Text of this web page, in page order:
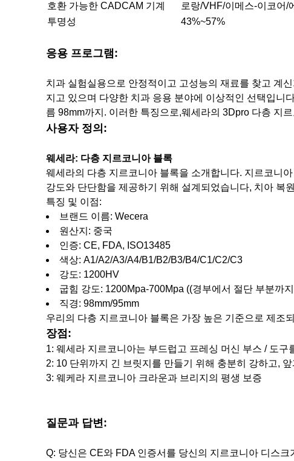
호환 가능한 CADCAM 기계
로랑/VHF/이메스-이코어/
투명성
43%~57%
응용 프로그램:
치과 실험실용으로 안정적이고 고성능의 재료를 찾고 계
지고 있으며 다양한 치과 응용 분야에 이상적인 선택입니
름 98mm까지. 이러한 특징으로,웨세라의 3Dpro 다층 지
사용자 정의:
웨세라: 다층 지르코니아 블록
웨세라의 다층 지르코니아 블록을 소개합니다. 지르코니
강도와 단단함을 제공하기 위해 설계되었습니다, 치아 복
특징 및 이점:
브랜드 이름: Wecera
원산지: 중국
인증: CE, FDA, ISO13485
색상: A1/A2/A3/A4/B1/B2/B3/B4/C1/C2/C3
강도: 1200HV
굽힘 강도: 1200Mpa-700Mpa ((경부에서 절단 부분까
직경: 98mm/95mm
우리의 다층 지르코니아 블록은 가장 높은 기준으로 제조
장점:
1: 웨세라 지르코니아는 부드럽고 프레싱 머신 부스 / 도
2: 10 단위까지 긴 브릿지를 만들기 위해 충분히 강하고,
3: 웨케라 지르코니아 크라운과 브리지의 평생 보증
질문과 답변:
Q: 당신은 CE와 FDA 인증서를 당신의 지르코니아 디스크